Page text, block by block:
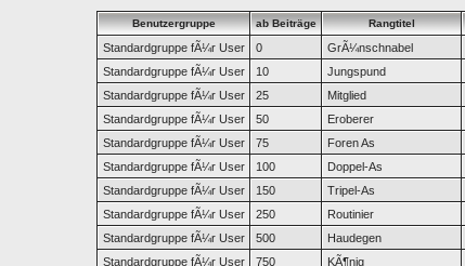
Benutzergruppe ab Beiträge Rangtitel
Standardgruppe fÃ¼r User 0
GrÃ¼nschnabel
Standardgruppe fÃ¼r User
10
Jungspund
Standardgruppe fÃ¼r User
25
Mitglied
Standardgruppe fÃ¼r User
50
Eroberer
Standardgruppe fÃ¼r User
75
Foren As
Standardgruppe fÃ¼r User
100
Doppel-As
Standardgruppe fÃ¼r User
150
Tripel-As
Standardgruppe fÃ¼r User
250
Routinier
Standardgruppe fÃ¼r User
500
Haudegen
Standardgruppe fÃ¼r User
750 KÃ¶nig